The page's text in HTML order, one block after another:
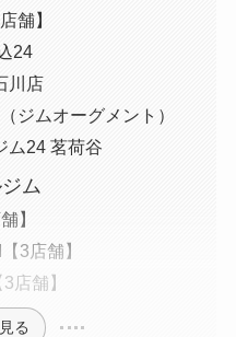
舗】
24
川店
ジムオーグメント）
ム24 茗荷谷
ム
】
3店舗】
店舗】
る